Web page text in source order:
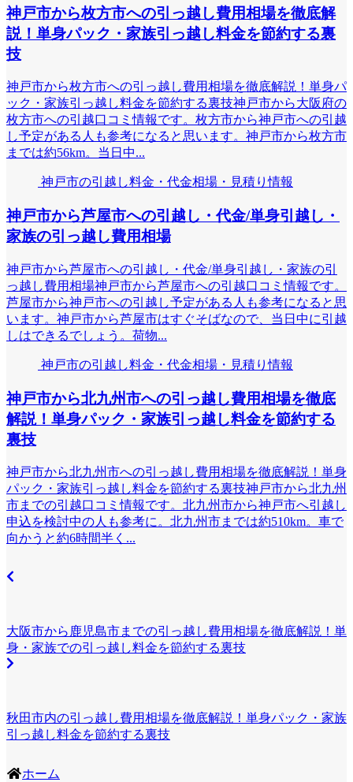
神戸市から枚方市への引っ越し費用相場を徹底解
説！単身パック・家族引っ越し料金を節約する裏
技
神戸市から枚方市への引っ越し費用相場を徹底解説！単身パ
ック・家族引っ越し料金を節約する裏技神戸市から大阪府の
枚方市への引越口コミ情報です。枚方市から神戸市への引越
し予定がある人も参考になると思います。神戸市から枚方市
までは約56km。当日中...
神戸市の引越し料金・代金相場・見積り情報
神戸市から芦屋市への引越し・代金/単身引越し・
家族の引っ越し費用相場
神戸市から芦屋市への引越し・代金/単身引越し・家族の引
っ越し費用相場神戸市から芦屋市への引越口コミ情報です。
芦屋市から神戸市への引越し予定がある人も参考になると思
います。神戸市から芦屋市はすぐそばなので、当日中に引越
しはできるでしょう。荷物...
神戸市の引越し料金・代金相場・見積り情報
神戸市から北九州市への引っ越し費用相場を徹底
解説！単身パック・家族引っ越し料金を節約する
裏技
神戸市から北九州市への引っ越し費用相場を徹底解説！単身
パック・家族引っ越し料金を節約する裏技神戸市から北九州
市までの引越口コミ情報です。北九州市から神戸市へ引越し
申込を検討中の人も参考に。北九州市までは約510km。車で
向かうと約6時間半く...
大阪市から鹿児島市までの引っ越し費用相場を徹底解説！単
身・家族での引っ越し料金を節約する裏技
秋田市内の引っ越し費用相場を徹底解説！単身パック・家族
引っ越し料金を節約する裏技
ホーム